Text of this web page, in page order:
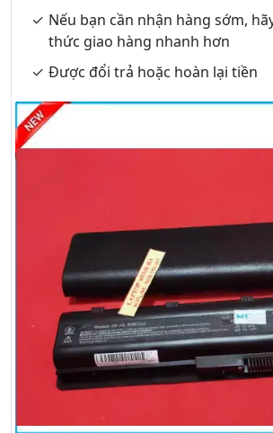
Nếu bạn cần nhận hàng sớm,
thức giao hàng nhanh hơn
Được đổi trả hoặc hoàn lại tiền